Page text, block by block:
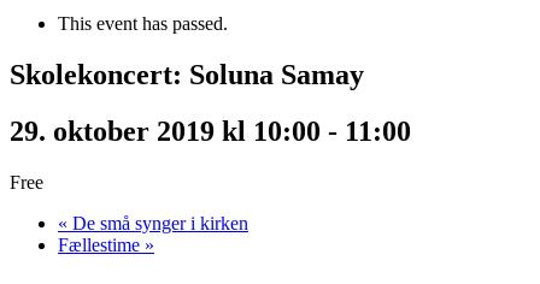
This event has passed.
Skolekoncert: Soluna Samay
29. oktober 2019 kl 10:00 - 11:00
Free
« De små synger i kirken
Fællestime »